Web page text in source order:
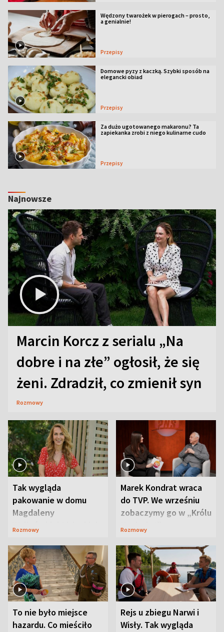
Wędzony twarożek w pierogach – prosto,
a genialnie!
Przepisy
Domowe pyzy z kaczką. Szybki sposób na
elegancki obiad
Przepisy
Za dużo ugotowanego makaronu? Ta
zapiekanka zrobi z niego kulinarne cudo
Przepisy
Najnowsze
Marcin Korcz z serialu „Na
dobre i na złe” ogłosił, że się
żeni. Zdradził, co zmienił syn
Rozmowy
Tak wygląda
pakowanie w domu
Magdaleny
Waligórskiej-Lisieckiej.
Rozmowy
Marek Kondrat wraca
do TVP. We wrześniu
zobaczymy go w „Królu
Maciusiu I”
Rozmowy
To nie było miejsce
hazardu. Co mieściło
Rejs u zbiegu Narwi i
Wisły. Tak wygląda